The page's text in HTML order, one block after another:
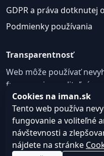
GDPR a práva dotknutej
Podmienky používania
Transparentnosť
Web môže používať
fungovanie a voliteľné
zlepšovanie obsahu a
Nastavenie cookies
© 2026
Web
Cookies na iman.sk
Tento web používa
fungovanie a voliteľné
návštevnosti a
nájdete na stránke